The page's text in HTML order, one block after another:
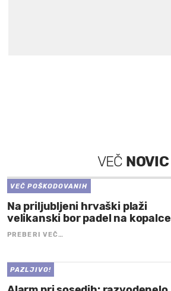
VEČ NOVIC
VEČ POŠKODOVANIH
Na priljubljeni hrvaški plaži
velikanski bor padel na kopalce
PREBERI VEČ…
PAZLJIVO!